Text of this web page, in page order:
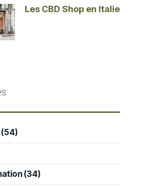
Les CBD Shop en Italie
(54)
(34)